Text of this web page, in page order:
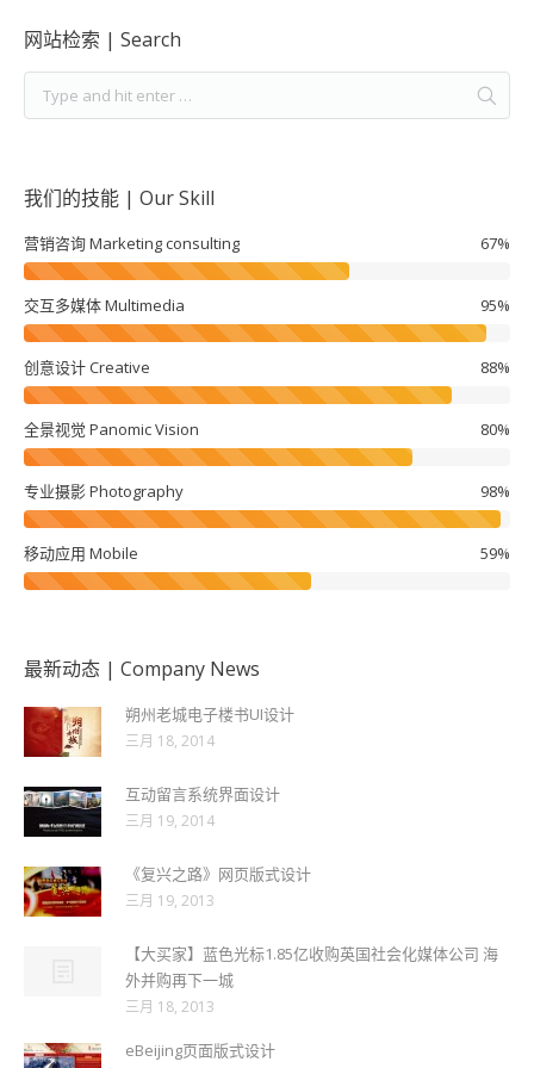
网站检索 | Search
我们的技能 | Our Skill
营销咨询 Marketing consulting 67%
交互多媒体 Multimedia 95%
创意设计 Creative 88%
全景视觉 Panomic Vision 80%
专业摄影 Photography 98%
移动应用 Mobile 59%
最新动态 | Company News
朔州老城电子楼书UI设计
三月 18, 2014
互动留言系统界面设计
三月 19, 2014
《复兴之路》网页版式设计
三月 19, 2013
【大买家】蓝色光标1.85亿收购英国社会化媒体公司 海
外并购再下一城
三月 18, 2013
eBeijing页面版式设计